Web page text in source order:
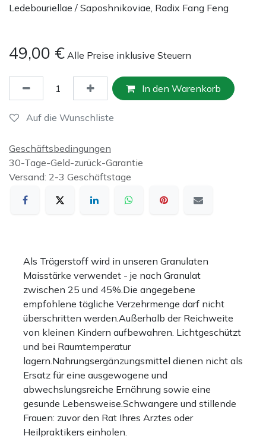
Ledebouriellae / Saposhnikoviae, Radix Fang Feng
49,00 € Alle Preise inklusive Steuern
In den Warenkorb
Auf die Wunschliste
Geschäftsbedingungen
30-Tage-Geld-zurück-Garantie
Versand: 2-3 Geschäftstage
Als Trägerstoff wird in unseren Granulaten
Maisstärke verwendet - je nach Granulat
zwischen 25 und 45%.Die angegebene
empfohlene tägliche Verzehrmenge darf nicht
überschritten werden.Außerhalb der Reichweite
von kleinen Kindern aufbewahren. Lichtgeschützt
und bei Raumtemperatur
lagern.Nahrungsergänzungsmittel dienen nicht als
Ersatz für eine ausgewogene und
abwechslungsreiche Ernährung sowie eine
gesunde Lebensweise.Schwangere und stillende
Frauen: zuvor den Rat Ihres Arztes oder
Heilpraktikers einholen.